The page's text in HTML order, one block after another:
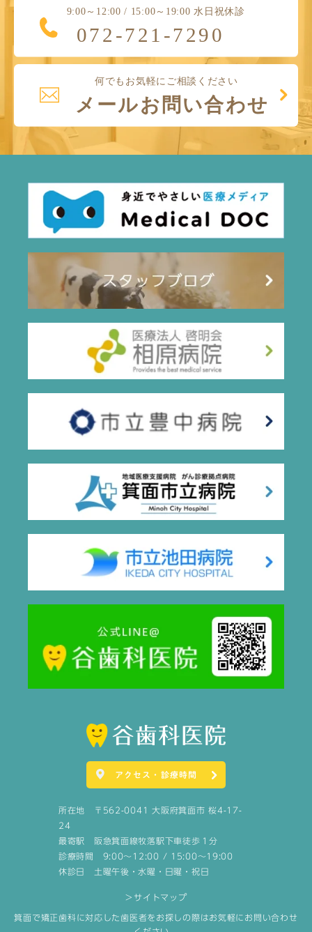
アクセス・診療時間
所在地 〒562-0041 大阪府箕面市 桜4-17-
24
最寄駅 阪急箕面線牧落駅下車徒歩１分
診療時間 9:00～12:00 / 15:00～19:00
休診日 土曜午後・水曜・日曜・祝日
＞サイトマップ
箕面で矯正歯科に対応した歯医者をお探しの際はお気軽にお問い合わせ